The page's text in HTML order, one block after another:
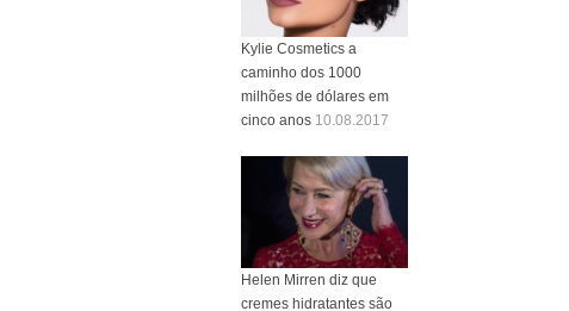
Kylie Cosmetics a
caminho dos 1000
milhões de dólares em
cinco anos 10.08.2017
Helen Mirren diz que
cremes hidratantes são